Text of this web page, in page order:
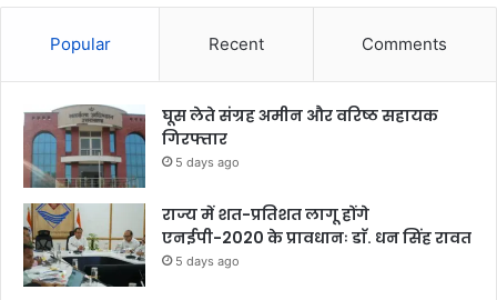
Popular Recent Comments
घूस लेते संग्रह अमीन और वरिष्ठ सहायक
गिरफ्तार
5 days ago
राज्य में शत-प्रतिशत लागू होंगे
एनईपी-2020 के प्रावधानः डाॅ. धन सिंह रावत
5 days ago